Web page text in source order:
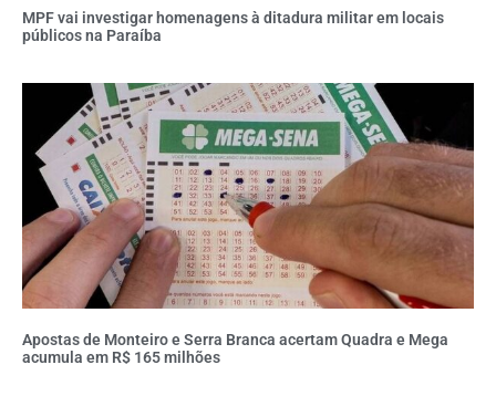
MPF vai investigar homenagens à ditadura militar em locais
públicos na Paraíba
Apostas de Monteiro e Serra Branca acertam Quadra e Mega
acumula em R$ 165 milhões